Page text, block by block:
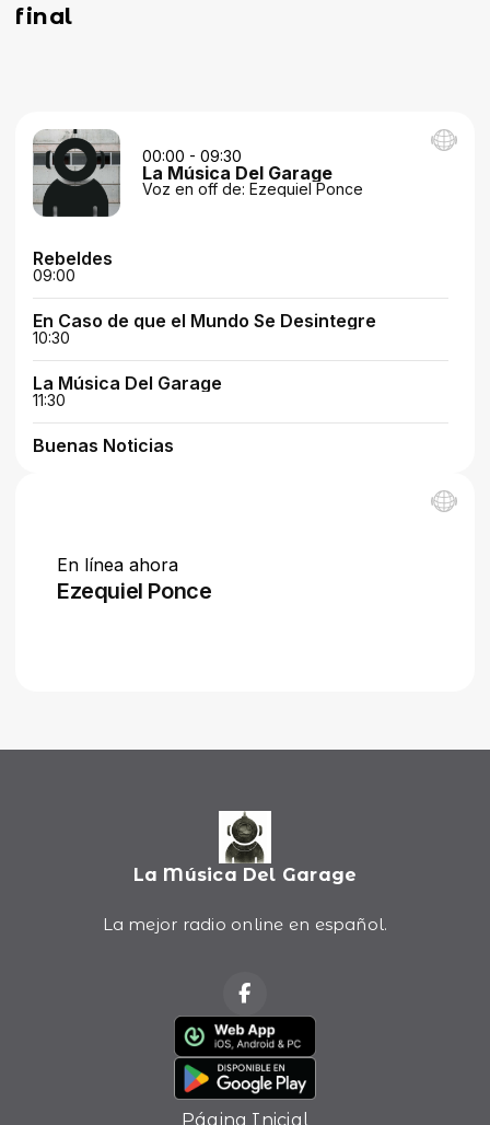
final
La Música Del Garage
La mejor radio online en español.
Página Inicial